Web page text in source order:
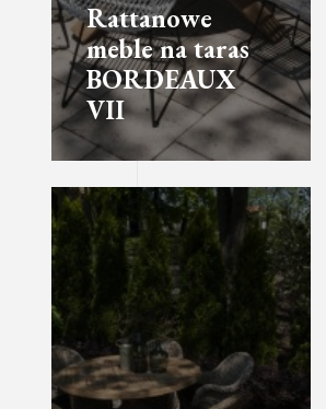
Rattanowe
meble na taras
BORDEAUX
VII